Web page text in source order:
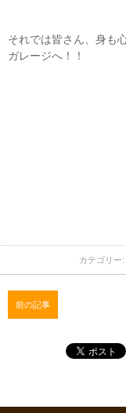
それでは皆さん、身も
ガレージへ！！
カテゴリー:
前の記事